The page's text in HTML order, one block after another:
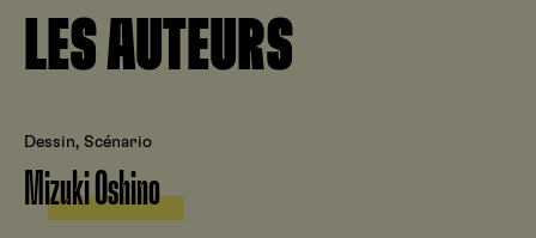
LES AUTEURS
Dessin, Scénario
Mizuki Oshino